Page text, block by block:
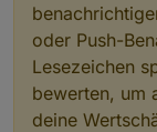
oder Push-
Lesezeichen
bewerten, um
deine